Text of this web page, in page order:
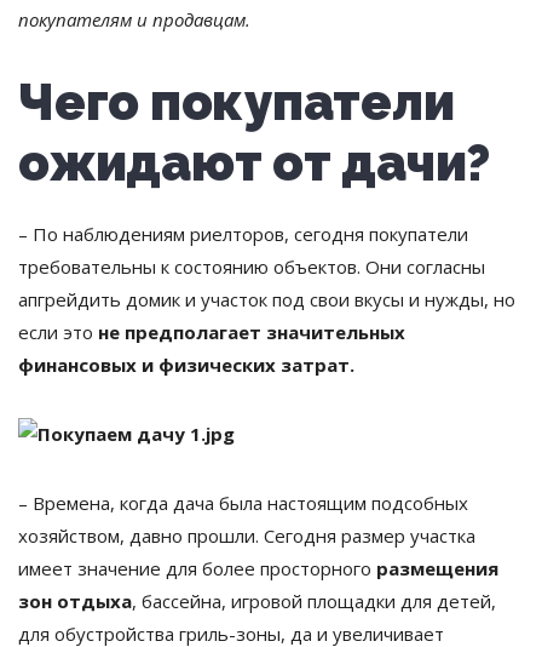
покупателям и продавцам.
Чего покупатели
ожидают от дачи?
– По наблюдениям риелторов, сегодня покупатели
требовательны к состоянию объектов. Они согласны
апгрейдить домик и участок под свои вкусы и нужды, но
если это не предполагает значительных
финансовых и физических затрат.
– Времена, когда дача была настоящим подсобных
хозяйством, давно прошли. Сегодня размер участка
имеет значение для более просторного размещения
зон отдыха, бассейна, игровой площадки для детей,
для обустройства гриль-зоны, да и увеличивает